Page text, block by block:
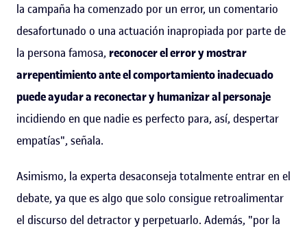
la campaña ha comenzado por un error, un comentario
desafortunado o una actuación inapropiada por parte de
la persona famosa, reconocer el error y mostrar
arrepentimiento ante el comportamiento inadecuado
puede ayudar a reconectar y humanizar al personaje
incidiendo en que nadie es perfecto para, así, despertar
empatías", señala.
Asimismo, la experta desaconseja totalmente entrar en el
debate, ya que es algo que solo consigue retroalimentar
el discurso del detractor y perpetuarlo. Además, "por la